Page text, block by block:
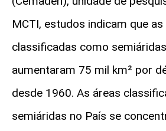
MCTI, estudos indicam que as
classificadas como
aumentaram 75 mil km² por
desde 1960. As áreas
semiáridas no País se